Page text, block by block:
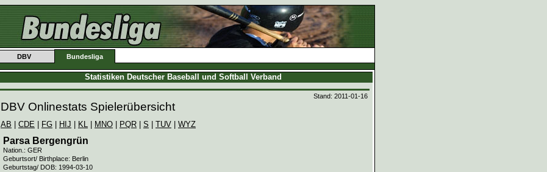
DBV Bundesliga
Statistiken Deutscher Baseball und Softball Verband
Stand: 2011-01-16
DBV Onlinestats Spielerübersicht
AB CDE FG HIJ KL MNO PQR S TUV WYZ
Parsa Bergengrün
Nation.: GER
Geburtsort/ Birthplace: Berlin
Geburtstag/ DOB: 1994-03-10